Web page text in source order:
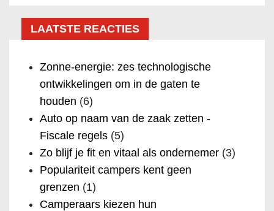
LAATSTE REACTIES
Zonne-energie: zes technologische
ontwikkelingen om in de gaten te
houden (6)
Auto op naam van de zaak zetten -
Fiscale regels (5)
Zo blijf je fit en vitaal als ondernemer (3)
Populariteit campers kent geen
grenzen (1)
Camperaars kiezen hun